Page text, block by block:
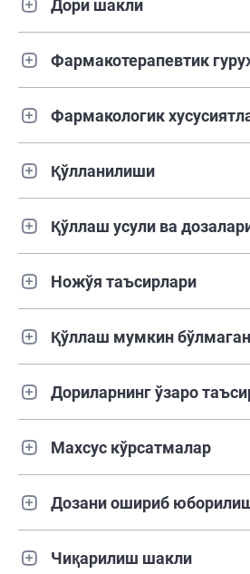
Дори шакли
Фармакотерапевтик
Фармакологик
Қўлланилиши
Қўллаш усули ва
Ножўя таъсирлари
Қўллаш мумкин
Дориларнинг ўзаро
Махсус кўрсатмалар
Дозани ошириб
Чиқарилиш шакли